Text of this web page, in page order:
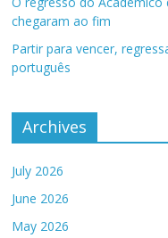
chegaram ao fim
Partir para vencer,
português
Archives
July 2026
June 2026
May 2026